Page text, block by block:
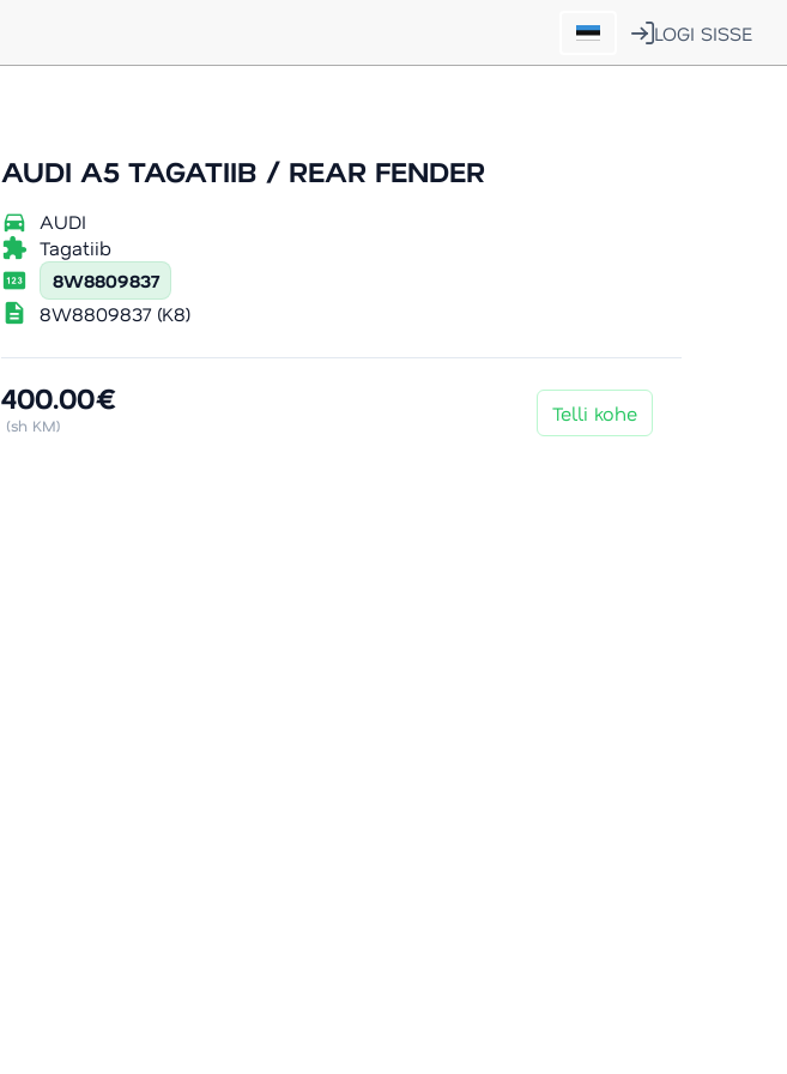
LOGI SISSE
AUDI A5 TAGATIIB / REAR FENDER
directions_car AUDI
extension Tagatiib
pin 8W8809837
description 8W8809837 (K8)
400.00€
(sh KM) Telli kohe